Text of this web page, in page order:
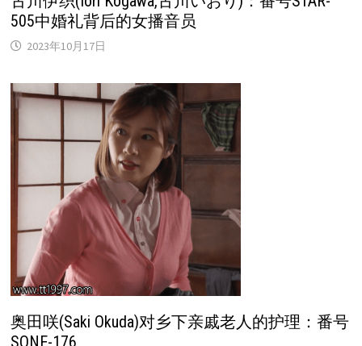
505中婚礼背后的女播音员
2023年10月17日
奥田咲(Saki Okuda)对乡下亲戚老人的护理：番号